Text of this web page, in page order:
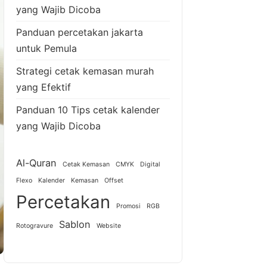
yang Wajib Dicoba
Panduan percetakan jakarta
untuk Pemula
Strategi cetak kemasan murah
yang Efektif
Panduan 10 Tips cetak kalender
yang Wajib Dicoba
Al-Quran Cetak Kemasan CMYK Digital
Flexo Kalender Kemasan Offset
Percetakan Promosi RGB
Rotogravure Sablon Website